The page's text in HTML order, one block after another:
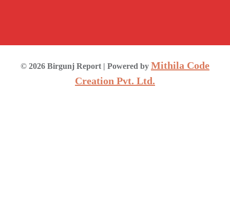
© 2026 Birgunj Report | Powered by Mithila Code
Creation Pvt. Ltd.